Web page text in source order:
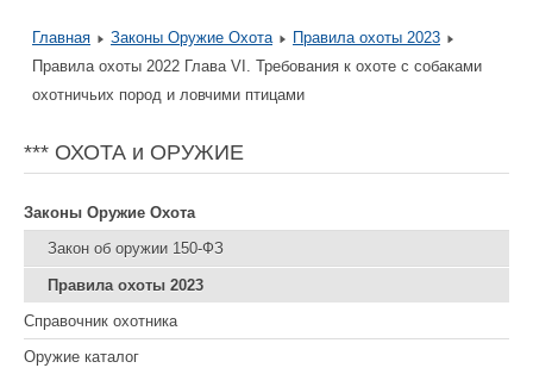
Главная Законы Оружие Охота
Правила охоты 2023
Правила охоты 2022 Глава VI. Требования к охоте с собаками
охотничьих пород и ловчими птицами
*** ОХОТА и ОРУЖИЕ
Законы Оружие Охота
Закон об оружии 150-ФЗ
Правила охоты 2023
Справочник охотника
Оружие каталог